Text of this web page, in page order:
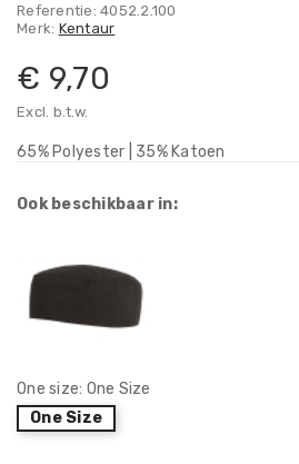
Referentie: 4052.2.100
Merk: Kentaur
€ 9,70
Excl. b.t.w.
65% Polyester | 35% Katoen
Ook beschikbaar in:
One size: One Size
One Size